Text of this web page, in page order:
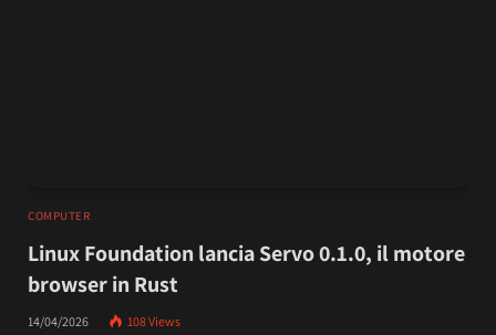
COMPUTER
Linux Foundation lancia Servo 0.1.0, il motore
browser in Rust
14/04/2026 108Views